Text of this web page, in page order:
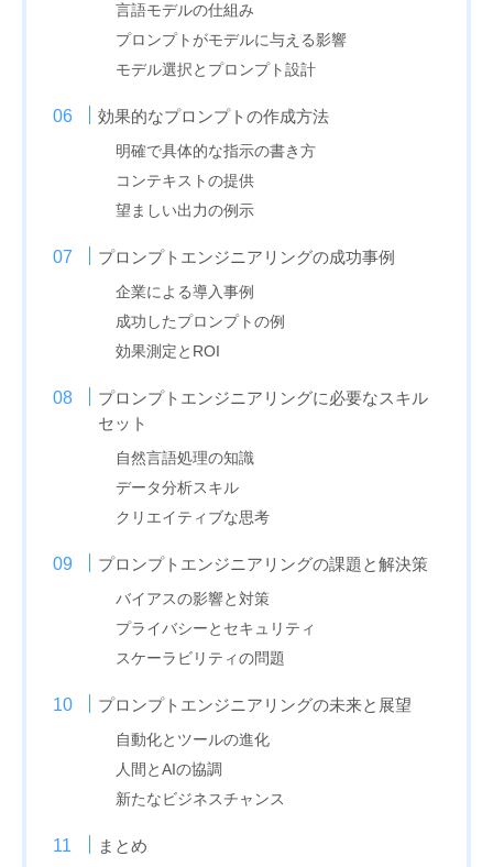
言語モデルの仕組み
プロンプトがモデルに与える影響
モデル選択とプロンプト設計
効果的なプロンプトの作成方法
明確で具体的な指示の書き方
コンテキストの提供
望ましい出力の例示
プロンプトエンジニアリングの成功事例
企業による導入事例
成功したプロンプトの例
効果測定とROI
プロンプトエンジニアリングに必要なスキル
セット
自然言語処理の知識
データ分析スキル
クリエイティブな思考
プロンプトエンジニアリングの課題と解決策
バイアスの影響と対策
プライバシーとセキュリティ
スケーラビリティの問題
プロンプトエンジニアリングの未来と展望
自動化とツールの進化
人間とAIの協調
新たなビジネスチャンス
まとめ